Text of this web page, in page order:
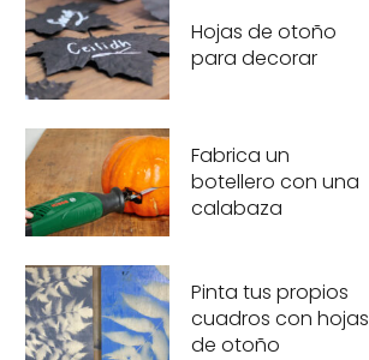
Hojas de otoño
para decorar
Fabrica un
botellero con una
calabaza
Pinta tus propios
cuadros con hojas
de otoño